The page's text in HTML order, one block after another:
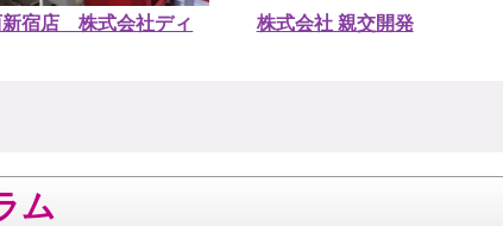
新宿店 株式会社ディ
株式会社 親交開発
ム